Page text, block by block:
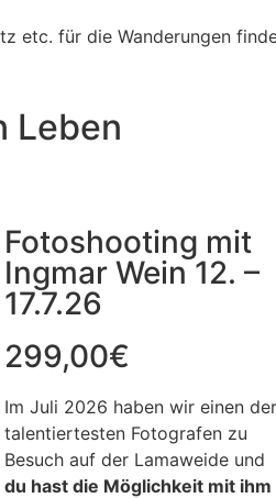
etc. für die Wanderungen
Leben
Fotoshooting mit
Ingmar Wein 12. –
17.7.26
299,00€
Im Juli 2026 haben wir einen der
talentiertesten Fotografen zu
Besuch auf der Lamaweide und
du hast die Möglichkeit mit ihm